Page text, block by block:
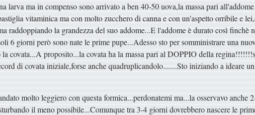
larva ma in compenso sono arrivato a ben 40-50 uova,la massa pari
vitaminica ma con molto zucchero di canna e con un'aspetto orribile e
raddoppiando la grandezza del suo addome...E l'addome è durato così finchè
6 giorni però sono nate le prime pupe...Adesso sto per somministrare una
covata...A proposito...la covata ha la massa pari al DOPPIO della
di covata iniziale,forse anche quadruplicandolo.......Sto iniziando a ideare
molto leggiero con questa formica...perdonatemi ma...la osservavo anche
il meno possibile...Comunque tra 3-4 giorni dovrebbero nascere le